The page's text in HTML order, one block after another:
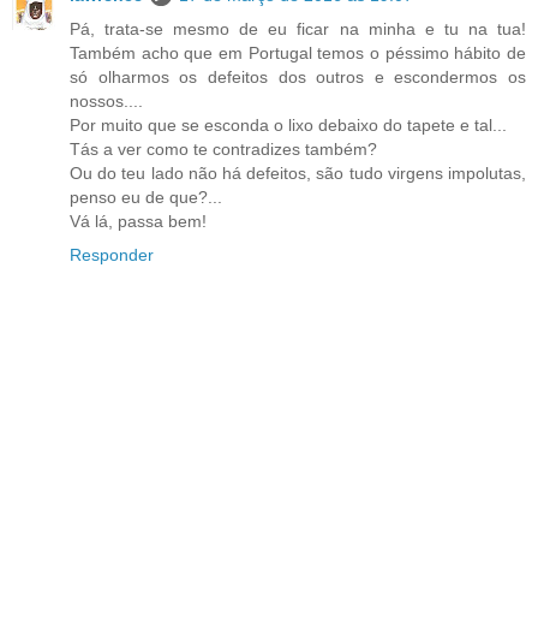
Pá, trata-se mesmo de eu ficar na minha e tu na tua!
Também acho que em Portugal temos o péssimo hábito de
só olharmos os defeitos dos outros e escondermos os
nossos....
Por muito que se esconda o lixo debaixo do tapete e tal...
Tás a ver como te contradizes também?
Ou do teu lado não há defeitos, são tudo virgens impolutas,
penso eu de que?...
Vá lá, passa bem!
Responder